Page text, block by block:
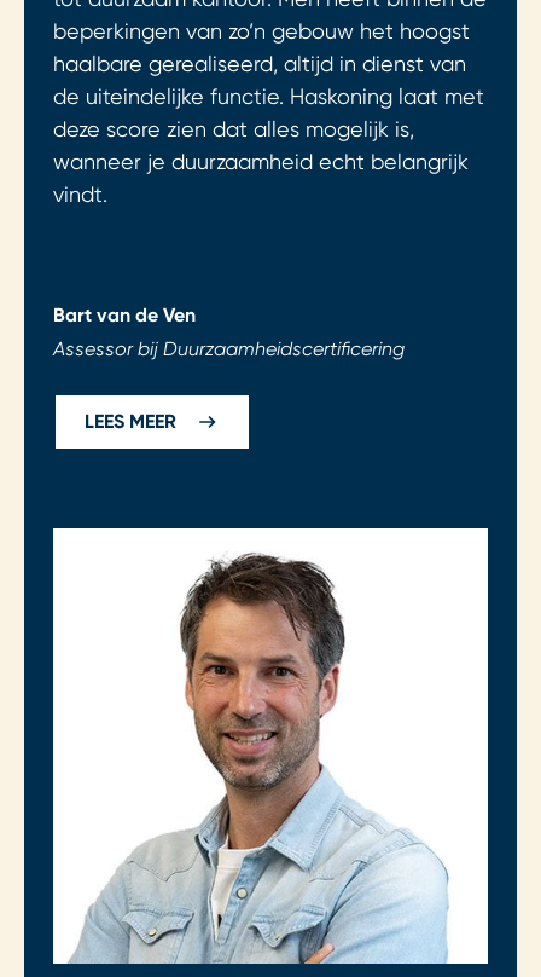
beperkingen van zo’n gebouw het hoogst
haalbare gerealiseerd, altijd in dienst van
de uiteindelijke functie. Haskoning laat met
deze score zien dat alles mogelijk is,
wanneer je duurzaamheid echt belangrijk
vindt.
Bart van de Ven
Assessor bij Duurzaamheidscertificering
LEES MEER